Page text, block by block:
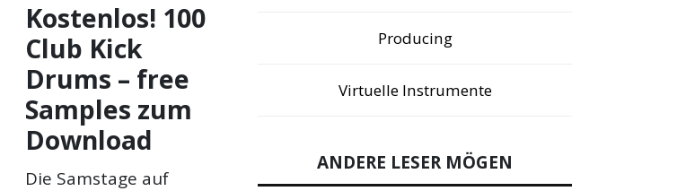
Kostenlos! 100
Club Kick
Drums – free
Samples zum
Download
Die Samstage auf
Producing
Virtuelle Instrumente
ANDERE LESER MÖGEN